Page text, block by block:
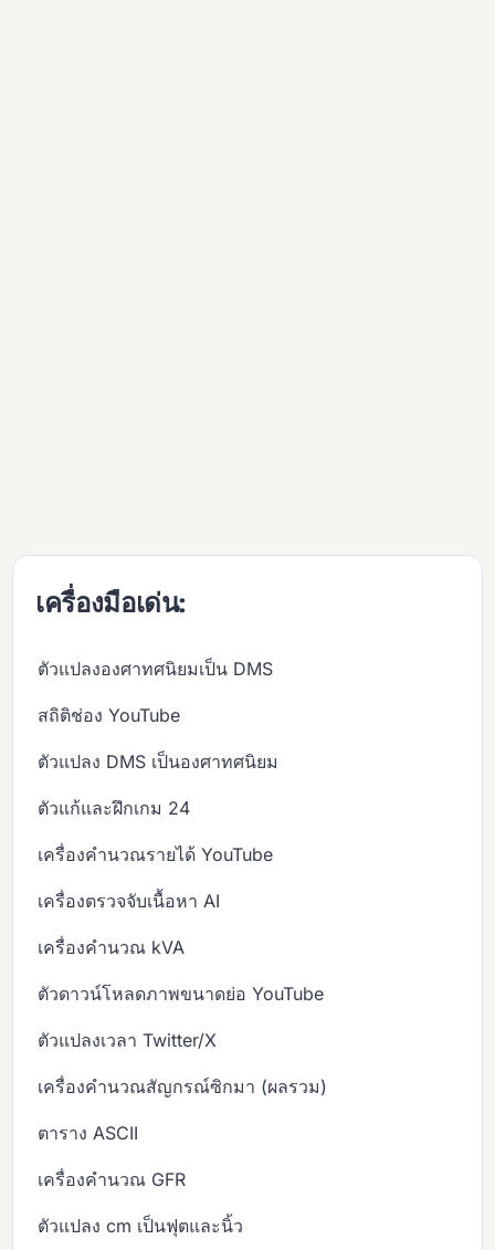
เครื่องมือเด่น:
ตัวแปลงองศาทศนิยมเป็น DMS
สถิติช่อง YouTube
ตัวแปลง DMS เป็นองศาทศนิยม
ตัวแก้และฝึกเกม 24
เครื่องคำนวณรายได้ YouTube
เครื่องตรวจจับเนื้อหา AI
เครื่องคำนวณ kVA
ตัวดาวน์โหลดภาพขนาดย่อ YouTube
ตัวแปลงเวลา Twitter/X
เครื่องคำนวณสัญกรณ์ซิกมา (ผลรวม)
ตาราง ASCII
เครื่องคำนวณ GFR
ตัวแปลง cm เป็นฟุตและนิ้ว